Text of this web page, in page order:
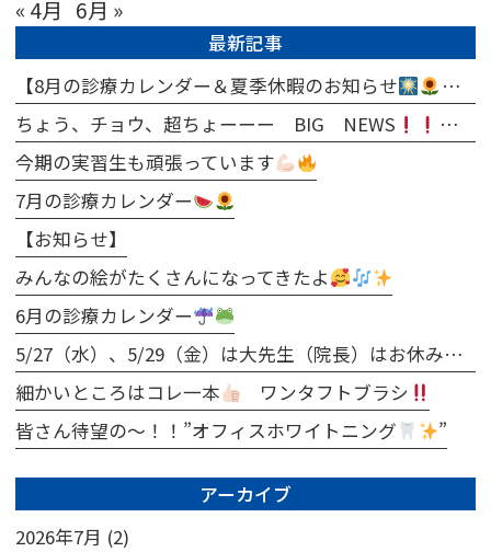
« 4月 6月 »
最新記事
【8月の診療カレンダー＆夏季休暇のお知らせ
ちょう、チョウ、超ちょーーー BIG NEWS
今期の実習生も頑張っています
7月の診療カレンダー
【お知らせ】
みんなの絵がたくさんになってきたよ
6月の診療カレンダー
5/27（水）、5/29（金）は大先生（院長）はお休みとなります
細かいところはコレ一本
ワンタフトブラシ
皆さん待望の～！！”オフィスホワイトニング
”
アーカイブ
2026年7月 (2)